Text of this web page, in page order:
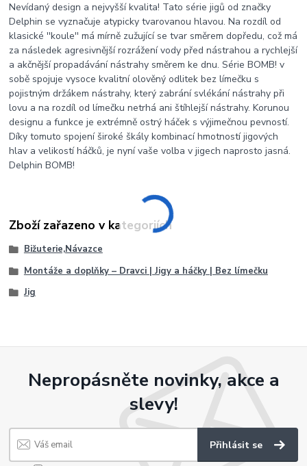
Nevídaný design a nejvyšší kvalita! Tato série jigů od značky
Delphin se vyznačuje atypicky tvarovanou hlavou. Na rozdíl od
klasické ''koule'' má mírně zužující se tvar směrem dopředu, což má
za následek agresivnější rozrážení vody před nástrahou a rychlejší
a akčnější propadávání nástrahy směrem ke dnu. Série BOMB! v
sobě spojuje vysoce kvalitní olověný odlitek bez límečku s
pojistným držákem nástrahy, který zabrání svlékání nástrahy při
lovu a na rozdíl od límečku netrhá ani štíhlejší nástrahy. Korunou
designu a funkce je extrémně ostrý háček s výjimečnou pevností.
Díky tomuto spojení široké škály kombinací hmotností jigových
hlav a velikostí háčků, je nyní vaše volba v jigech naprosto jasná.
Delphin BOMB!
Zboží zařazeno v kategoriích
Bižuterie,Návazce
Montáže a doplňky – Dravci | Jigy a háčky | Bez límečku
Jig
Nepropásněte novinky, akce a
slevy!
Přihlásit se